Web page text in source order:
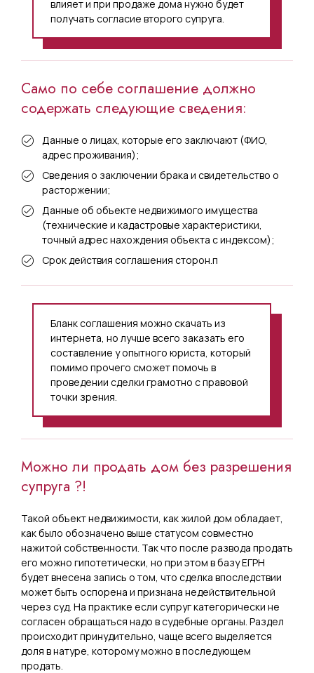
влияет и при продаже дома нужно будет
получать согласие второго супруга.
Само по себе соглашение должно
содержать следующие сведения:
Данные о лицах, которые его заключают (ФИО,
адрес проживания);
Сведения о заключении брака и свидетельство о
расторжении;
Данные об объекте недвижимого имущества
(технические и кадастровые характеристики,
точный адрес нахождения объекта с индексом);
Срок действия соглашения сторон.п
Бланк соглашения можно скачать из
интернета, но лучше всего заказать его
составление у опытного юриста, который
помимо прочего сможет помочь в
проведении сделки грамотно с правовой
точки зрения.
Можно ли продать дом без разрешения
супруга ?!
Такой объект недвижимости, как жилой дом обладает,
как было обозначено выше статусом совместно
нажитой собственности. Так что после развода продать
его можно гипотетически, но при этом в базу ЕГРН
будет внесена запись о том, что сделка впоследствии
может быть оспорена и признана недействительной
через суд. На практике если супруг категорически не
согласен обращаться надо в судебные органы. Раздел
происходит принудительно, чаще всего выделяется
доля в натуре, которому можно в последующем
продать.